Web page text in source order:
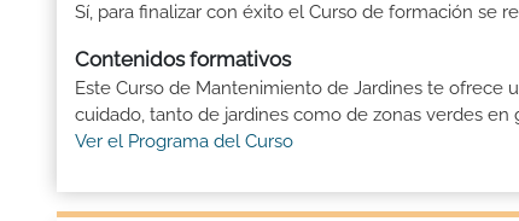
Sí, para finalizar con éxito el Curso de formación se
Contenidos formativos
Este Curso de Mantenimiento de Jardines te ofrece
cuidado, tanto de jardines como de zonas verdes
Ver el Programa del Curso